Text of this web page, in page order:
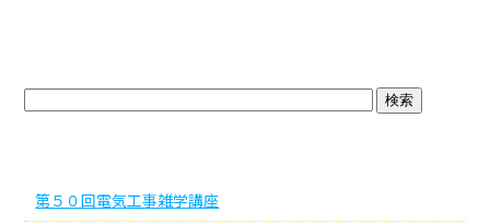
第５０回電気工事雑学講座